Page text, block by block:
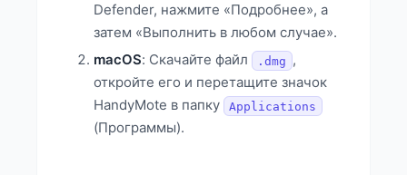
Defender, нажмите «Подробнее», а
затем «Выполнить в любом случае».
macOS: Скачайте файл .dmg ,
откройте его и перетащите значок
HandyMote в папку
Applications
(Программы).